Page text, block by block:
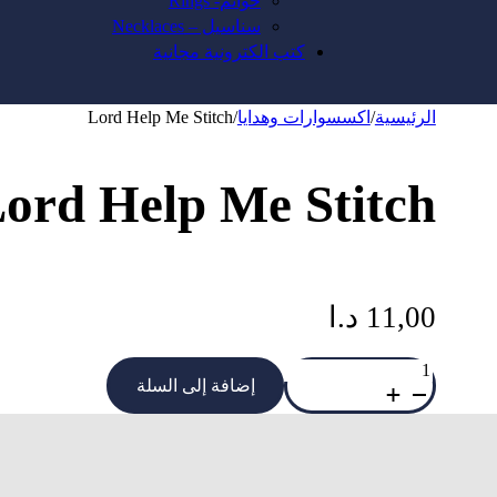
سناسيل – Necklaces
كتب الكترونية مجانية
الرئيسية/ اكسسوارات وهدايا/
Lord Help Me Stitch
Help Me Stitch
11,00 د.ا
كمية
Lord
Help
Me
إضافة إلى السلة